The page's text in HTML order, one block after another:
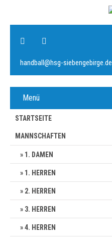
handball@hsg-siebengebirge.de
Menü
STARTSEITE
MANNSCHAFTEN
1. DAMEN
1. HERREN
2. HERREN
3. HERREN
4. HERREN